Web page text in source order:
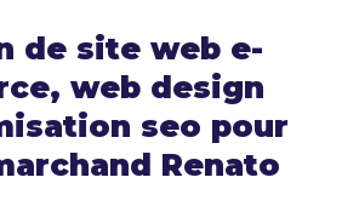
de site web e-
web design
seo pour
Renato